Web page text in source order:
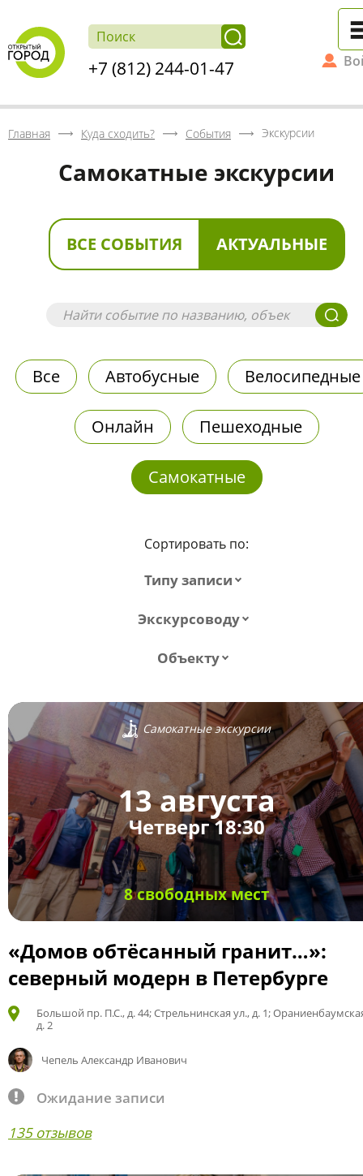
+7 (812) 244-01-47
Главная Куда сходить? События Экскурсии
Самокатные экскурсии
ВСЕ СОБЫТИЯ АКТУАЛЬНЫЕ
Все Автобусные Велосипедные
Онлайн Пешеходные
Самокатные
Сортировать по:
Типу записи
Экскурсоводу
Объекту
Самокатные экскурсии
13 августа
Четверг 18:30
8 свободных мест
«Домов обтёсанный гранит…»:
северный модерн в Петербурге
Большой пр. П.С., д. 44; Стрельнинская ул., д. 1;
д. 2
Чепель Александр Иванович
Ожидание записи
135 отзывов